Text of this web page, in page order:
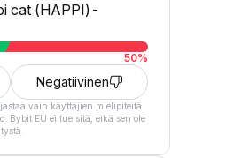
cat (HAPPI)-
50%
Negatiivinen
vain käyttäjien mielipiteitä
Bybit EU ei tue sitä, eikä sen ole